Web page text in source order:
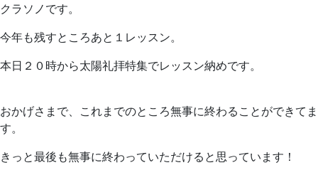
クラソノです。
今年も残すところあと１レッスン。
本日２０時から太陽礼拝特集でレッスン納めです。
おかげさまで、これまでのところ無事に終わることができてま
す。
きっと最後も無事に終わっていただけると思っています！